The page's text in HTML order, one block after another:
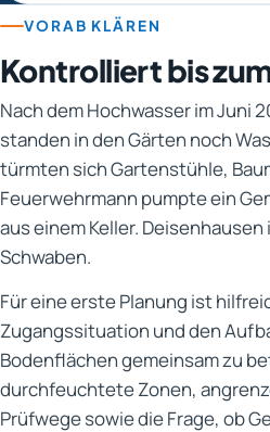
VORAB KLÄREN
Kontrolliert bis
Nach dem Hochwasser im Juni
standen in den Gärten noch
türmten sich Gartenstühle,
Feuerwehrmann pumpte ein
aus einem Keller.
Schwaben.
Für eine erste Planung ist
Zugangssituation und den
Bodenflächen gemeinsam zu
durchfeuchtete Zonen,
Prüfwege sowie die Frage, ob